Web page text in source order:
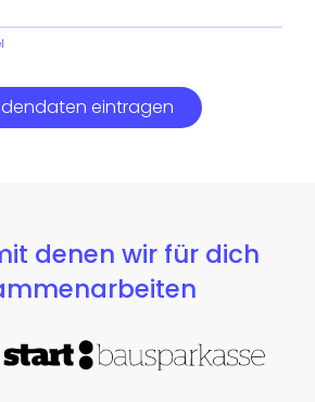
eintragen
denen wir für dich